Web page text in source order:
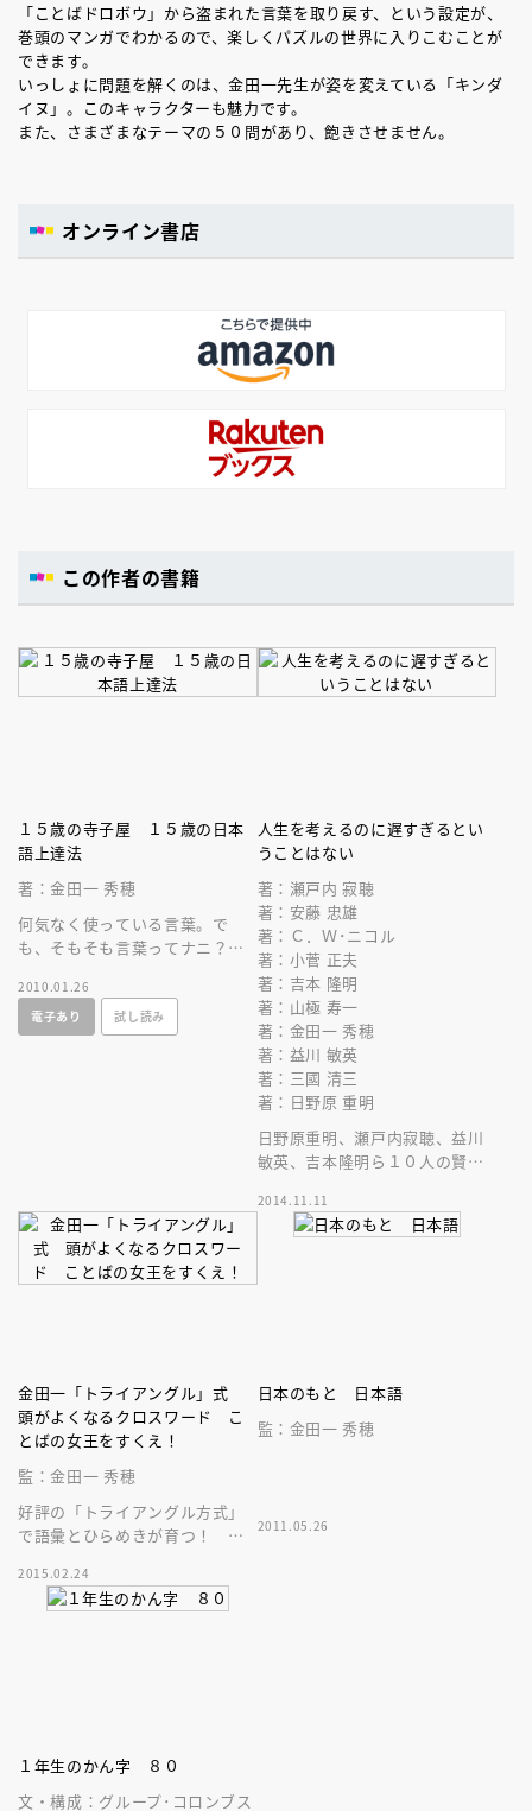
「ことばドロボウ」から盗まれた言葉を取り戻す、という設定が、
巻頭のマンガでわかるので、楽しくパズルの世界に入りこむことが
できます。
いっしょに問題を解くのは、金田一先生が姿を変えている「キンダ
イヌ」。このキャラクターも魅力です。
また、さまざまなテーマの５０問があり、飽きさせません。
オンライン書店
この作者の書籍
１５歳の寺子屋 １５歳の日本
語上達法
著：金田一 秀穂
何気なく使っている言葉。で
も、そもそも言葉ってナニ？
日本語上達法を、金田一秀穂先
生が伝授！
2010.01.26
電子あり
試し読み
人生を考えるのに遅すぎるとい
うことはない
著：瀬戸内 寂聴
著：安藤 忠雄
著：Ｃ．Ｗ･ニコル
著：小菅 正夫
著：吉本 隆明
著：山極 寿一
著：金田一 秀穂
著：益川 敏英
著：三國 清三
著：日野原 重明
日野原重明、瀬戸内寂聴、益川
敏英、吉本隆明ら１０人の賢人
ての日本人に贈る人生指南書。
2014.11.11
金田一「トライアングル」式
頭がよくなるクロスワード こ
とばの女王をすくえ！
監：金田一 秀穂
好評の「トライアングル方式」
で語彙とひらめきが育つ！ 楽
もできる１・２年生向けクロス
ワード決定版
2015.02.24
日本のもと 日本語
監：金田一 秀穂
2011.05.26
１年生のかん字 ８０
文・構成：グループ･コロンブス